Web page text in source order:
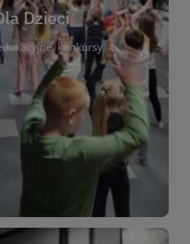
Dzieci
konkursy
Dla Dzieci
z myślą o najmłodszych
rodzicach. Znajdziesz tu
edukacyjnych, konkursach
z autorami książek dla
oferuje bogaty wybór bajek,
szkolnych, a także przyjazny
czytania. Pragniemy